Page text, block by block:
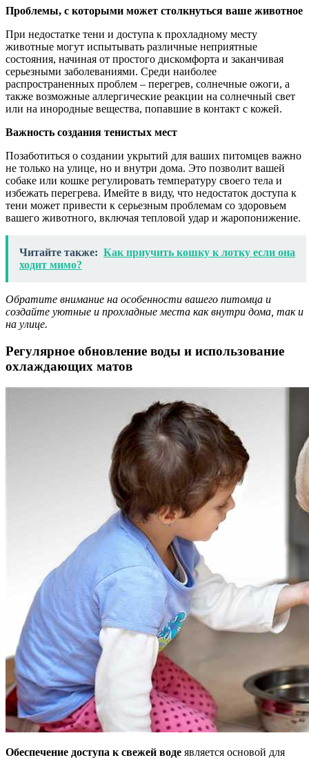
Проблемы, с которыми может столкнуться ваше животное
При недостатке тени и доступа к прохладному месту
животные могут испытывать различные неприятные
состояния, начиная от простого дискомфорта и заканчивая
серьезными заболеваниями. Среди наиболее
распространенных проблем – перегрев, солнечные ожоги, а
также возможные аллергические реакции на солнечный свет
или на инородные вещества, попавшие в контакт с кожей.
Важность создания тенистых мест
Позаботиться о создании укрытий для ваших питомцев важно
не только на улице, но и внутри дома. Это позволит вашей
собаке или кошке регулировать температуру своего тела и
избежать перегрева. Имейте в виду, что недостаток доступа к
тени может привести к серьезным проблемам со здоровьем
вашего животного, включая тепловой удар и жаропонижение.
Читайте также: Как приучить кошку к лотку если она
ходит мимо?
Обратите внимание на особенности вашего питомца и
создайте уютные и прохладные места как внутри дома, так и
на улице.
Регулярное обновление воды и использование
охлаждающих матов
Обеспечение доступа к свежей воде является основой для